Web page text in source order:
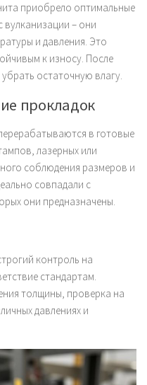
приобрело оптимальные
вулканизации – они
и давления. Это
к износу. После
остаточную влагу.
прокладок
в готовые
лазерных или
соблюдения размеров и
совпадали с
они предназначены.
контроль на
стандартам.
толщины, проверка на
давлениях и